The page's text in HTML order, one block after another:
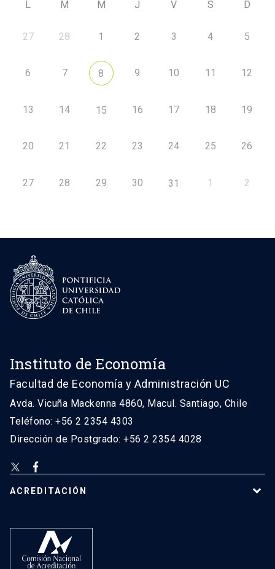
L M M J V S D
27 28 1 2 3 4 5
6 7 8 9 10 11 12
13 14 15 16 17 18 19
20 21 22 23 24 25 26
27 28 29 30 31 1 2
Instituto de Economía
Facultad de Economía y Administración UC
Avda. Vicuña Mackenna 4860, Macul. Santiago, Chile
Teléfono: +56 2 2354 4303
Dirección de Postgrado: +56 2 2354 4028
ACREDITACIÓN